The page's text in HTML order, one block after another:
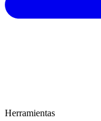
Herramientas